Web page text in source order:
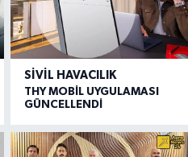
SIVIL HAVACILIK
THY MOBİL UYGULAMASI
GÜNCELLENDİ